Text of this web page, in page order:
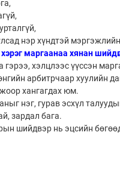
нэр хүндтэй
маргаанаа хянан
гэрээ, хэлцлээс үүссэн
арбитрчаар хуулийн
хангагдах юм.
нэг, гурав эсхүл
зардал бага.
шийдвэр нь эцсийн